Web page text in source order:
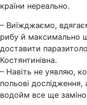
країни нереально.
– Виїжджаємо,
рибу й максимально
доставити
Костянтинівна.
– Навіть не уявляю,
польові дослідження,
водойм все ще